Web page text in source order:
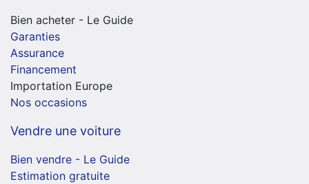
Bien acheter - Le Guide
Garanties
Assurance
Financement
Importation Europe
Nos occasions
Vendre une voiture
Bien vendre - Le Guide
Estimation gratuite